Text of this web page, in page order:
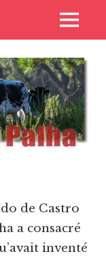
MENU
de Castro
a consacré
inventé